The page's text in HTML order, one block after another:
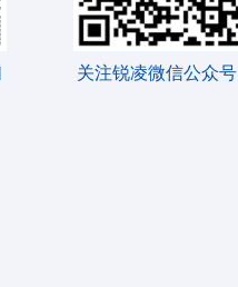
关注锐凌微信公众号